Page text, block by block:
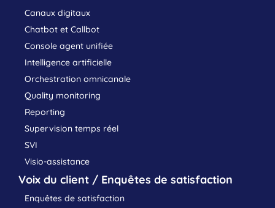
Canaux digitaux
Chatbot et Callbot
Console agent unifiée
Intelligence artificielle
Orchestration omnicanale
Quality monitoring
Reporting
Supervision temps réel
SVI
Visio-assistance
Voix du client / Enquêtes de satisfaction
Enquêtes de satisfaction